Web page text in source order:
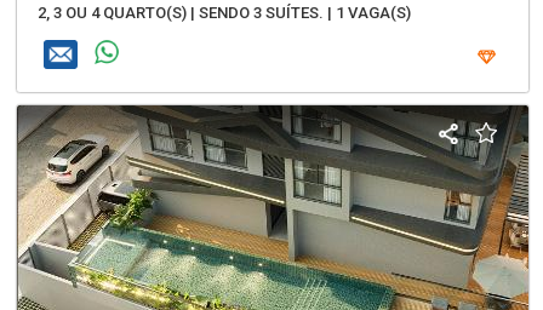
2, 3 OU 4 QUARTO(S) | SENDO 3 SUÍTES. | 1 VAGA(S)